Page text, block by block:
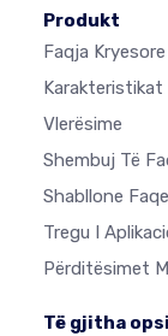
Produkt
Faqja Kryesore
Karakteristikat
Vlerësime
Shembuj Të
Shabllone
Tregu I
Përditësimet
Të gjitha